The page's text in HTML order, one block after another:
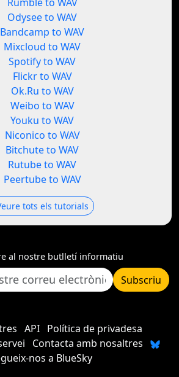
Odysee to WAV
Bandcamp to WAV
Mixcloud to WAV
Spotify to WAV
Flickr to WAV
Ok.Ru to WAV
Weibo to WAV
Youku to WAV
Niconico to WAV
Bitchute to WAV
Rutube to WAV
Peertube to WAV
tots els tutorials
al nostre butlletí informatiu
Subscriu
API
Política de privadesa
Contacta amb nosaltres
nos a BlueSky